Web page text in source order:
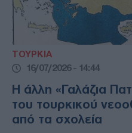
ΤΟΥΡΚΙΑ
16/07/2026 - 14:44
Η άλλη «Γαλάζια
του τουρκικού
από τα σχολεία